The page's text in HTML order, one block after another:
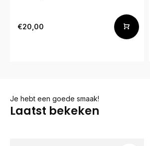
€20,00
Je hebt een goede smaak!
Laatst bekeken